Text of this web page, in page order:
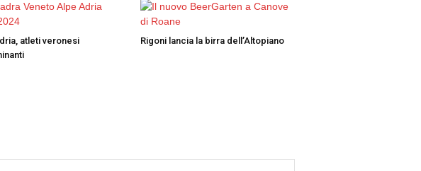
atleti veronesi
Rigoni lancia la birra dell’Altopiano